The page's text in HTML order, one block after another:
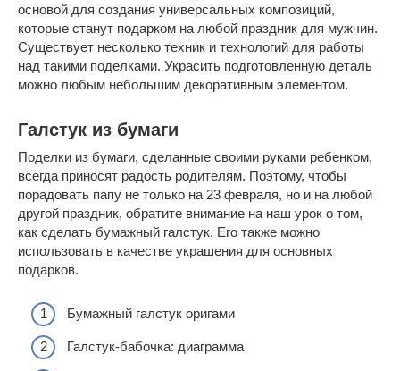
основой для создания универсальных композиций,
которые станут подарком на любой праздник для мужчин.
Существует несколько техник и технологий для работы
над такими поделками. Украсить подготовленную деталь
можно любым небольшим декоративным элементом.
Галстук из бумаги
Поделки из бумаги, сделанные своими руками ребенком,
всегда приносят радость родителям. Поэтому, чтобы
порадовать папу не только на 23 февраля, но и на любой
другой праздник, обратите внимание на наш урок о том,
как сделать бумажный галстук. Его также можно
использовать в качестве украшения для основных
подарков.
Бумажный галстук оригами
Галстук-бабочка: диаграмма